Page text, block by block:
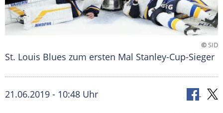
©SID
St. Louis Blues zum ersten Mal Stanley-Cup-Sieger
21.06.2019 - 10:48 Uhr